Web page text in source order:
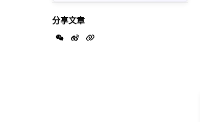
分享文章